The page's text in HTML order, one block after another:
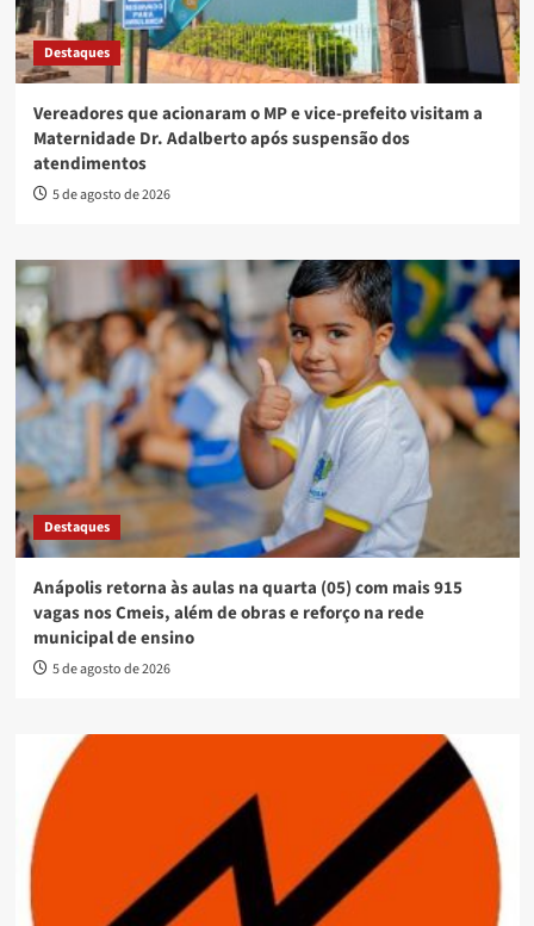
Destaques
Vereadores que acionaram o MP e vice-prefeito visitam a
Maternidade Dr. Adalberto após suspensão dos
atendimentos
5 de agosto de 2026
Destaques
Anápolis retorna às aulas na quarta (05) com mais 915
vagas nos Cmeis, além de obras e reforço na rede
municipal de ensino
5 de agosto de 2026